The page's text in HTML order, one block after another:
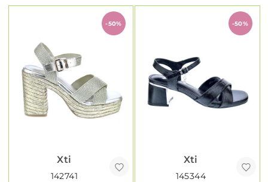
-50%
Xti
142741
-50%
Xti
145344